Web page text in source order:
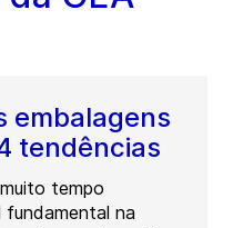
embalagens
tendências
tempo
fundamental na